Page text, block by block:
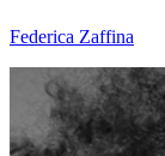
Federica Zaffina